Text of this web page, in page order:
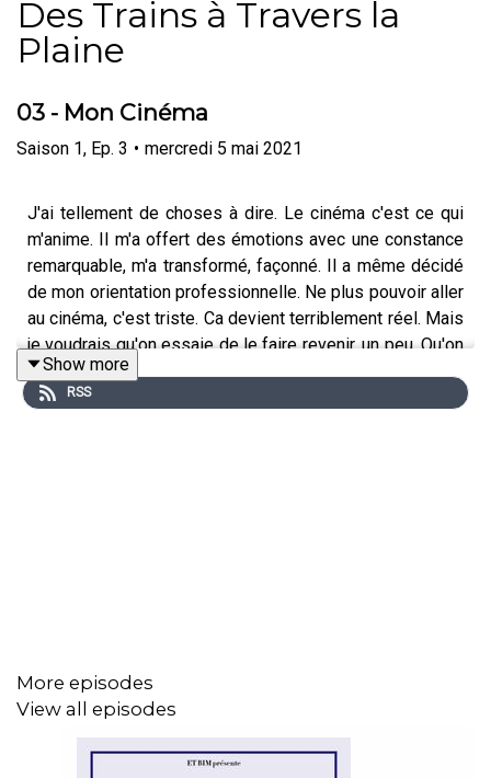
Des Trains à Travers la
Plaine
03 - Mon Cinéma
Saison 1, Ep. 3 • mercredi 5 mai 2021
J'ai tellement de choses à dire. Le cinéma c'est ce qui
m'anime. Il m'a offert des émotions avec une constance
remarquable, m'a transformé, façonné. Il a même décidé
de mon orientation professionnelle. Ne plus pouvoir aller
au cinéma, c'est triste. Ca devient terriblement réel. Mais
je voudrais qu'on essaie de le faire revenir, un peu. Qu'on
se souvienne. On fermera les yeux, et on fera comme si
on y était. Parce que c'est ça le cinéma : faire comme si
Show more
RSS
More episodes
View all episodes